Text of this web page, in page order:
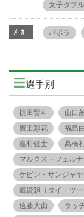
女子ダブ
ﾒｰｶｰ バボラ
選手別
桃田賢斗 山口
廣田彩花
福島
嘉村健士
髙橋
マルクス・フェル
ケビン・サンジャ
戴資穎（タイ・ツー
遠藤大由
ラッ